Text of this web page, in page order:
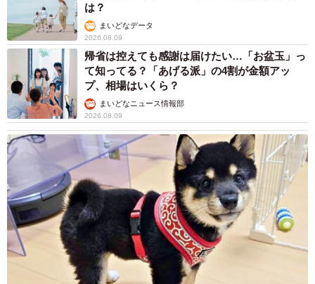
力をスクリーンで観て欲しい。今の私の最大限の覚悟を全
て出し切ることのできた作品だから」
5/5
俳優として奮闘中の田野優花（撮影：石井隼人）
は？
まいどなデータ
2026.08.09
帰省は控えても感謝は届けたい…「お盆玉」っ
て知ってる？「あげる派」の4割が金額アッ
プ、相場はいくら？
まいどなニュース情報部
2026.08.09